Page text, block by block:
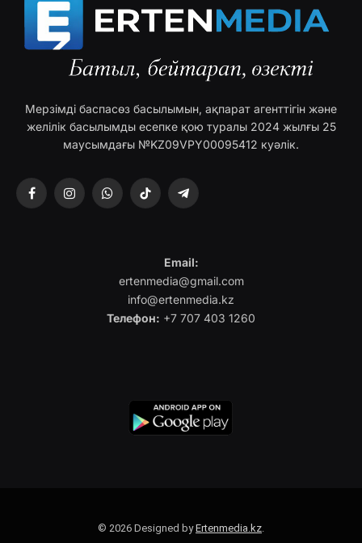
Мерзімді баспасөз басылымын, ақпарат агенттігін және
желілік басылымды есепке қою туралы 2024 жылғы 25
маусымдағы №KZ09VPY00095412 куәлік.
FacebookInstagramWhatsAppTikTok Telegram
Email:
ertenmedia@gmail.com
info@ertenmedia.kz
Телефон: +7 707 403 1260
© 2026 Designed byErtenmedia.kz